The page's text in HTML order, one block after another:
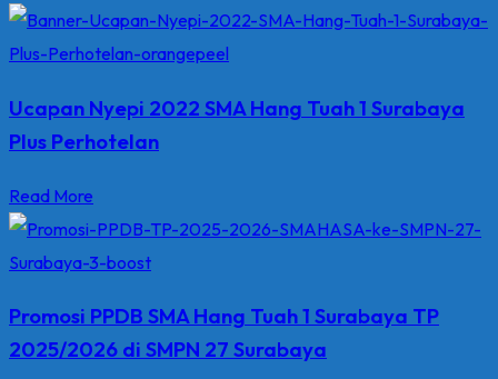
Ucapan Nyepi 2022 SMA Hang Tuah 1 Surabaya
Plus Perhotelan
Read More
Promosi PPDB SMA Hang Tuah 1 Surabaya TP
2025/2026 di SMPN 27 Surabaya